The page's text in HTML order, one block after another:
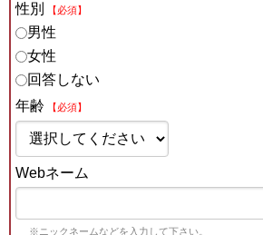
性別
【必須】
男性
女性
回答しない
年齢
【必須】
Webネーム
※ニックネームなどを入力して下さい。